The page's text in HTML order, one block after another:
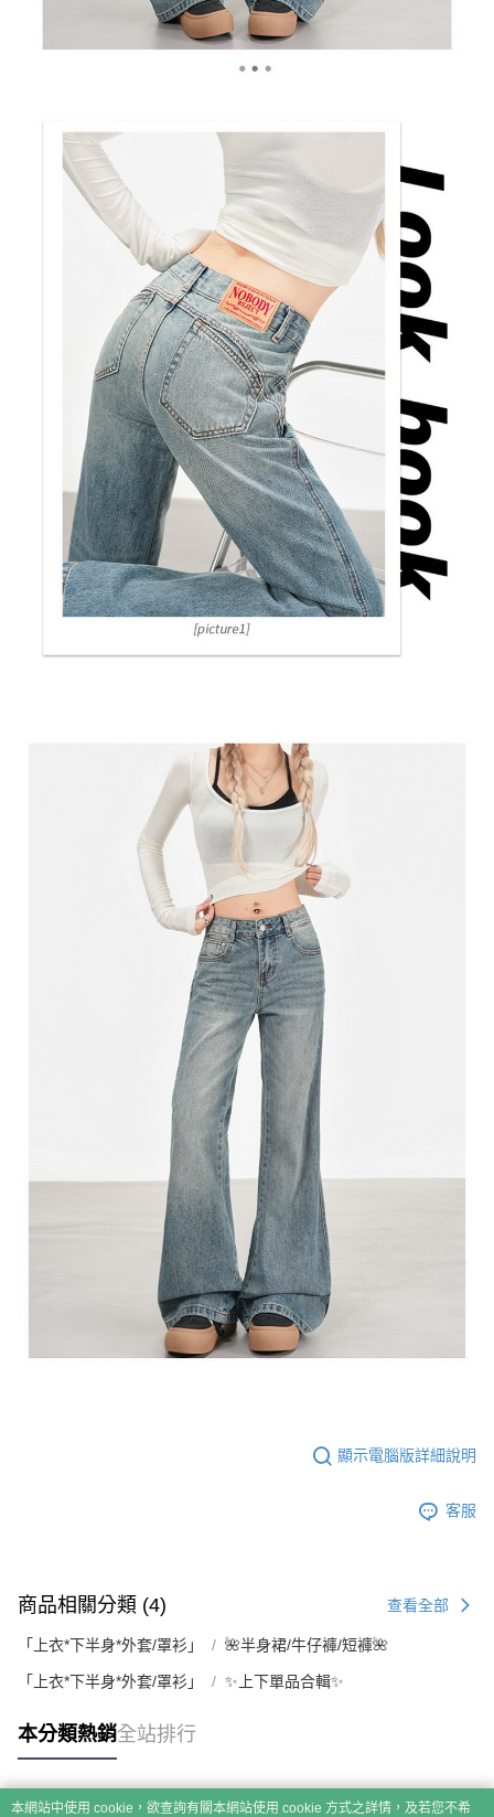
顯示電腦版詳細說明
客服
商品相關分類 (4) 查看全部
「上衣*下半身*外套/罩衫」 🌺半身裙/牛仔褲/短褲🌺
「上衣*下半身*外套/罩衫」 ✨上下單品合輯✨
本分類熱銷全站排行
本網站中使用 cookie，欲查詢有關本網站使用 cookie 方式之詳情，及若您不希